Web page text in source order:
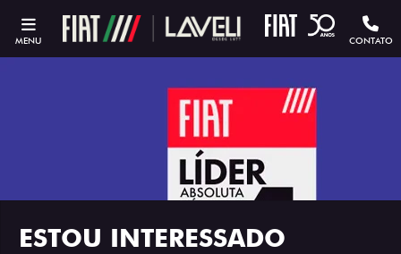
MENU CONTATO
ESTOU INTERESSADO